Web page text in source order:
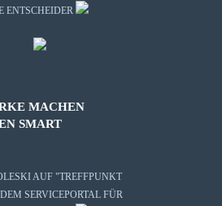
ENTSCHEIDER
MACHEN
SMART
AUF "TREFFPUNKT
SERVICEPORTAL FÜR